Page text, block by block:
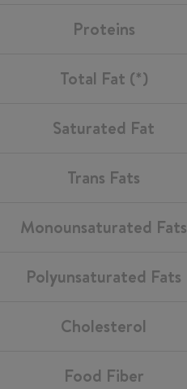
Proteins
Total Fat (*)
Saturated Fat
Trans Fats
Monounsaturated Fats
Polyunsaturated Fats
Cholesterol
Food Fiber